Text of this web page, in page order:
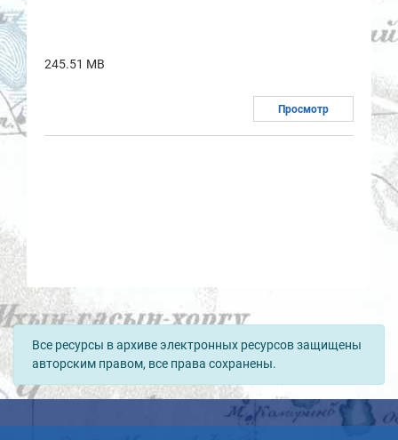
245.51 MB
Просмотр
Все ресурсы в архиве электронных ресурсов защищены
авторским правом, все права сохранены.